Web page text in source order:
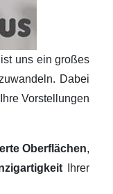
uns ein großes
Dabei
Vorstellungen
Oberflächen,
Ihrer